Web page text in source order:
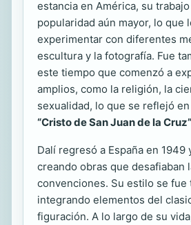
estancia en América, su
popularidad aún mayor, lo que
experimentar con diferentes
escultura y la fotografía. Fue
este tiempo que comenzó a
amplios, como la religión, la
sexualidad, lo que se reflejó
“Cristo de San Juan de la Cruz”
Dalí regresó a España en 1949
creando obras que desafiaban
convenciones. Su estilo se fue
integrando elementos del
figuración. A lo largo de su